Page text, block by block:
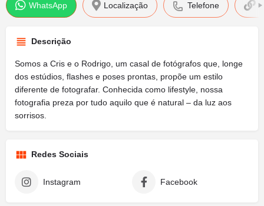
WhatsApp Localização Telefone
Descrição
Somos a Cris e o Rodrigo, um casal de fotógrafos que, longe
dos estúdios, flashes e poses prontas, propõe um estilo
diferente de fotografar. Conhecida como lifestyle, nossa
fotografia preza por tudo aquilo que é natural – da luz aos
sorrisos.
Redes Sociais
Instagram Facebook